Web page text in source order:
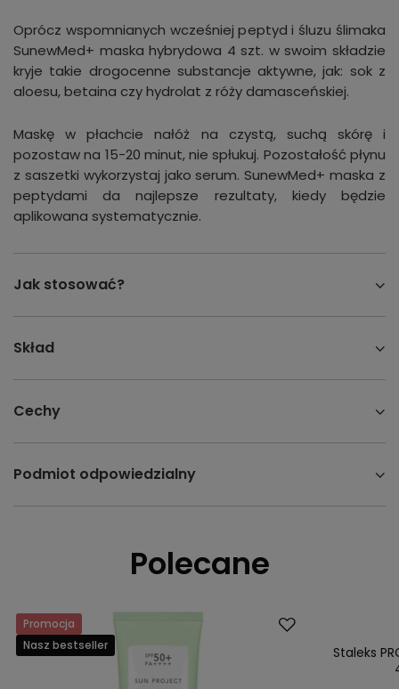
Oprócz wspomnianych wcześniej peptyd i śluzu ślimaka
SunewMed+ maska hybrydowa 4 szt. w swoim składzie
kryje takie drogocenne substancje aktywne, jak: sok z
aloesu, betaina czy hydrolat z róży damasceńskiej.
Maskę w płachcie nałóż na czystą, suchą skórę i
pozostaw na 15-20 minut, nie spłukuj. Pozostałość płynu
z saszetki wykorzystaj jako serum. SunewMed+ maska z
peptydami da najlepsze rezultaty, kiedy będzie
aplikowana systematycznie.
Jak stosować?
Skład
Cechy
Podmiot odpowiedzialny
Polecane
Promocja
Nasz bestseller
Nasz
Staleks